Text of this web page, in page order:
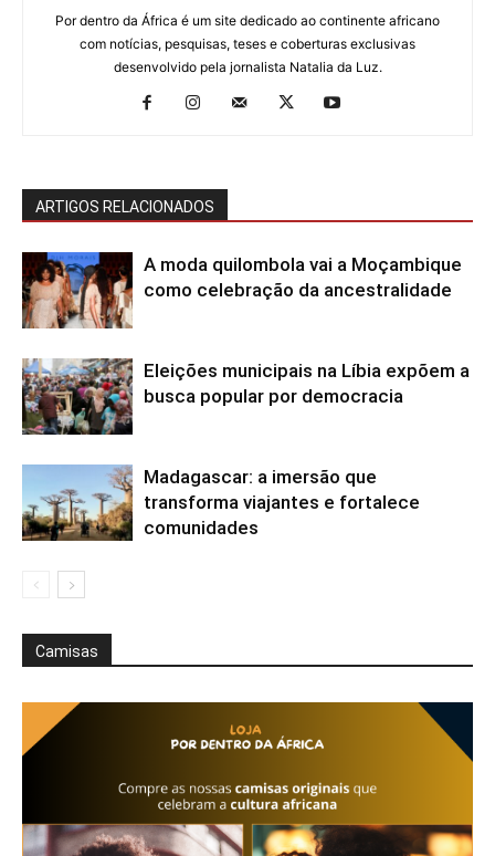
Por dentro da África é um site dedicado ao continente africano
com notícias, pesquisas, teses e coberturas exclusivas
desenvolvido pela jornalista Natalia da Luz.
ARTIGOS RELACIONADOS
A moda quilombola vai a Moçambique
como celebração da ancestralidade
Eleições municipais na Líbia expõem a
busca popular por democracia
Madagascar: a imersão que
transforma viajantes e fortalece
comunidades
Camisas